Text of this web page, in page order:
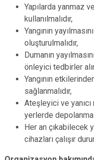
Yapılarda yanmaz
kullanılmalıdır,
Yangının
oluşturulmalıdır,
Dumanın
önleyici tedbirler
Yangının
sağlanmalıdır,
Ateşleyici ve
yerlerde
Her an çıkabilecek
cihazları çalışır